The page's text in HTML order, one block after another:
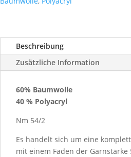
Nr.
Menge
Beschreibung
Zusätzliche Information
60% Baumwolle
40 % Polyacryl
Nm 54/2
Es handelt sich um eine
mit einem Faden der Garnstärke